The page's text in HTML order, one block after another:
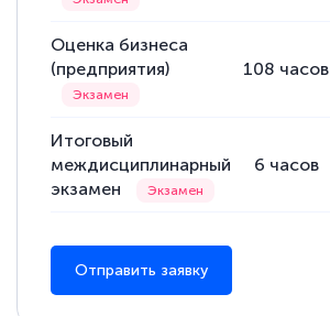
Оценка бизнеса
(предприятия)
108 часов
Итоговый
междисциплинарный
экзамен
6 часов
Отправить заявку